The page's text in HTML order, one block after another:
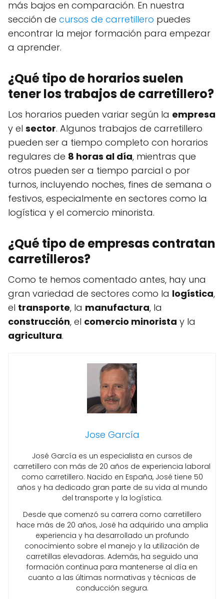
más bajos en comparación. En nuestra
sección de cursos de carretillero puedes
encontrar la mejor formación para empezar
a aprender.
¿Qué tipo de horarios suelen
tener los trabajos de carretillero?
Los horarios pueden variar según la empresa
y el sector. Algunos trabajos de carretillero
pueden ser a tiempo completo con horarios
regulares de 8 horas al día, mientras que
otros pueden ser a tiempo parcial o por
turnos, incluyendo noches, fines de semana o
festivos, especialmente en sectores como la
logística y el comercio minorista.
¿Qué tipo de empresas contratan
carretilleros?
Como te hemos comentado antes, hay una
gran variedad de sectores como la logística,
el transporte, la manufactura, la
construcción, el comercio minorista y la
agricultura.
Jose García
José García es un especialista en cursos de
carretillero con más de 20 años de experiencia laboral
como carretillero. Nacido en España, José tiene 50
años y ha dedicado gran parte de su vida al mundo
del transporte y la logística.
Desde que comenzó su carrera como carretillero
hace más de 20 años, José ha adquirido una amplia
experiencia y ha desarrollado un profundo
conocimiento sobre el manejo y la utilización de
carretillas elevadoras. Además, ha seguido una
formación continua para mantenerse al día en
cuanto a las últimas normativas y técnicas de
conducción segura.